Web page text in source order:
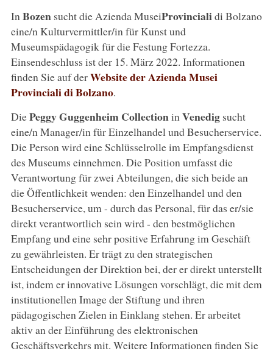
In Bozen sucht die Azienda MuseiProvincialidi Bolzano
eine/n Kulturvermittler/in für Kunst und
Museumspädagogik für die Festung Fortezza.
Einsendeschluss ist der 15. März 2022. Informationen
finden Sie auf derWebsite der Azienda Musei
Provinciali di Bolzano.
DiePeggy Guggenheim Collectionin Venedigsucht
eine/n Manager/in für Einzelhandel und Besucherservice.
Die Person wird eine Schlüsselrolle im Empfangsdienst
des Museums einnehmen. Die Position umfasst die
Verantwortung für zwei Abteilungen, die sich beide an
die Öffentlichkeit wenden: den Einzelhandel und den
Besucherservice, um - durch das Personal, für das er/sie
direkt verantwortlich sein wird - den bestmöglichen
Empfang und eine sehr positive Erfahrung im Geschäft
zu gewährleisten. Er trägt zu den strategischen
Entscheidungen der Direktion bei, der er direkt unterstellt
ist, indem er innovative Lösungen vorschlägt, die mit dem
institutionellen Image der Stiftung und ihren
pädagogischen Zielen in Einklang stehen. Er arbeitet
aktiv an der Einführung des elektronischen
Geschäftsverkehrs mit. Weitere Informationen finden Sie